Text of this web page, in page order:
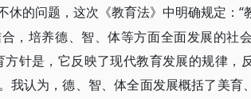
休的问题，这次《教育法》中明确规定：“
，培养德、智、体等方面全面发展的社
方针是，它反映了现代教育发展的规律，
我认为，德、智、体全面发展概括了美育